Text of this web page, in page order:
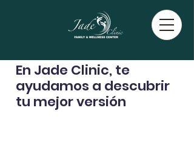
En Jade Clinic, te
ayudamos a descubrir
tu mejor versión